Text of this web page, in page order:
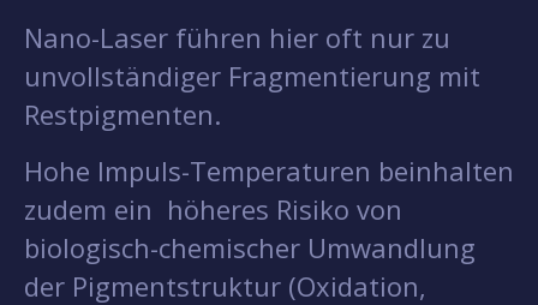
Nano-Laser führen hier oft nur zu
unvollständiger Fragmentierung mit
Restpigmenten.
Hohe Impuls-Temperaturen beinhalten
zudem ein höheres Risiko von
biologisch-chemischer Umwandlung
der Pigmentstruktur (Oxidation,